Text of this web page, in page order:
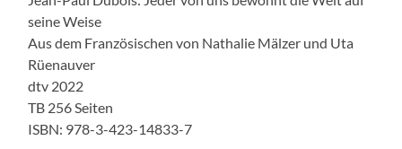
seine Weise
Aus dem Französischen von Nathalie Mälzer und Uta
Rüenauver
dtv 2022
TB 256 Seiten
ISBN: 978-3-423-14833-7